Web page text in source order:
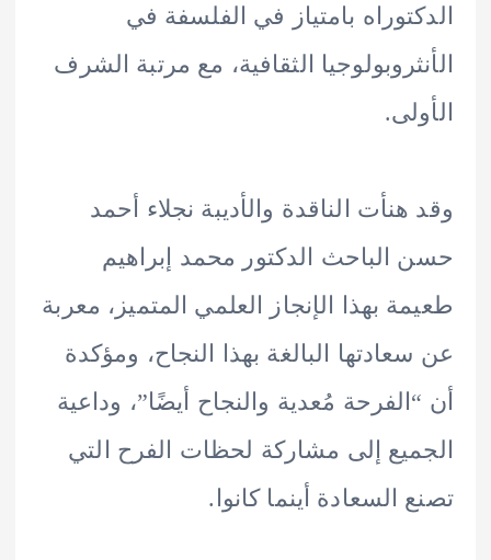
بامتياز في الفلسفة في
الثقافية، مع مرتبة الشرف
الناقدة والأديبة نجلاء أحمد
الدكتور محمد إبراهيم
بهذا الإنجاز العلمي المتميز، معربة
البالغة بهذا النجاح، ومؤكدة
مُعدية والنجاح أيضًا”، وداعية
إلى مشاركة لحظات الفرح التي
السعادة أينما كانوا.